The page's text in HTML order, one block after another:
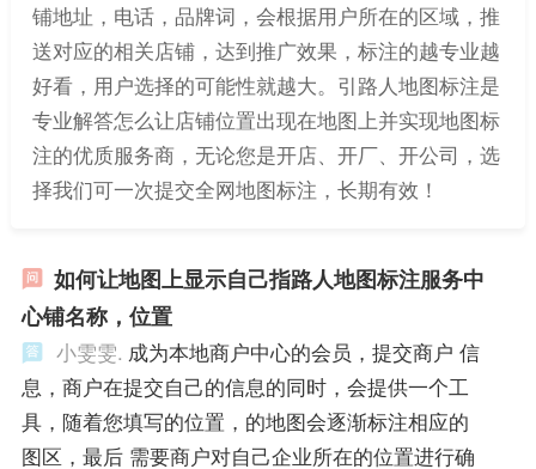
铺地址，电话，品牌词，会根据用户所在的区域，推
送对应的相关店铺，达到推广效果，标注的越专业越
好看，用户选择的可能性就越大。引路人地图标注是
专业解答怎么让店铺位置出现在地图上并实现地图标
注的优质服务商，无论您是开店、开厂、开公司，选
择我们可一次提交全网地图标注，长期有效！
如何让地图上显示自己指路人地图标注服务中
心铺名称，位置
小雯雯. 成为本地商户中心的会员，提交商户 信
息，商户在提交自己的信息的同时，会提供一个工
具，随着您填写的位置，的地图会逐渐标注相应的
图区，最后 需要商户对自己企业所在的位置进行确